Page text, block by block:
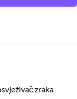
zraka